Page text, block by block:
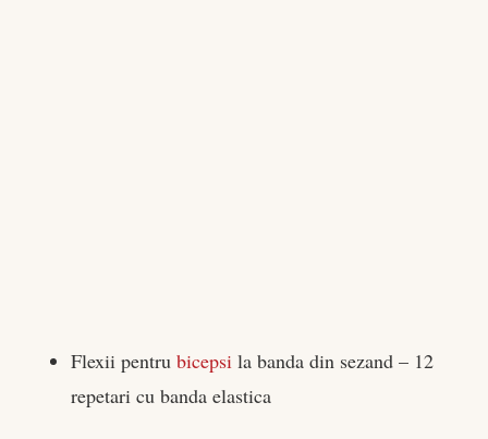
Flexii pentru bicepsi la banda din sezand – 12
repetari cu banda elastica